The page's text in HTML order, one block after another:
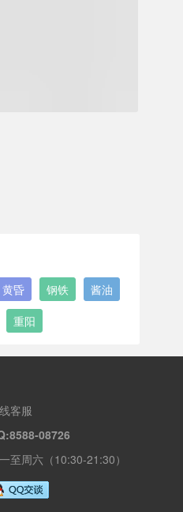
黄昏 钢铁
酱油
重阳
客服
08726
至周六（10:30-21:30）